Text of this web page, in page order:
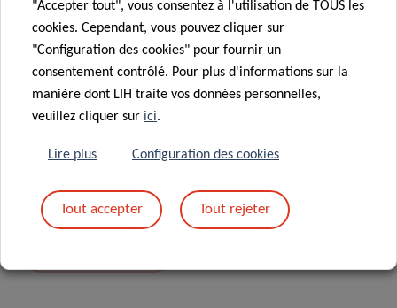
En envoyant votre message, vous acceptez
"Accepter tout", vous consentez à l'utilisation de TOUS les
cookies. Cependant, vous pouvez cliquer sur
"Configuration des cookies" pour fournir un
consentement contrôlé. Pour plus d'informations sur la
manière dont LIH traite vos données personnelles,
veuillez cliquer sur ici.
Lire plus Configuration des cookies
Tout accepter Tout rejeter